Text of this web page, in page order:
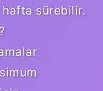
hafta sürebilir.